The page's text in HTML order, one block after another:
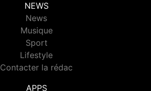
NEWS
News
Musique
Sport
Lifestyle
Contacter la rédac
APPS